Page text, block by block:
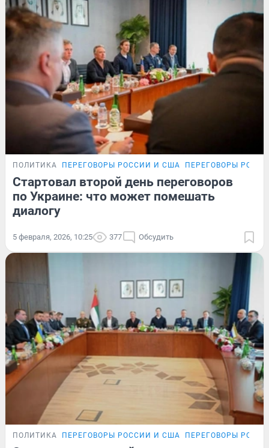
ПОЛИТИКА ПЕРЕГОВОРЫ РОССИИ И США ПЕРЕГОВОРЫ
Стартовал второй день переговоров
по Украине: что может помешать
диалогу
5 февраля, 2026, 10:25 377 Обсудить
ПОЛИТИКА ПЕРЕГОВОРЫ РОССИИ И США ПЕРЕГОВОРЫ